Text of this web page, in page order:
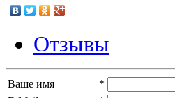
Отзывы
Ваше имя
*